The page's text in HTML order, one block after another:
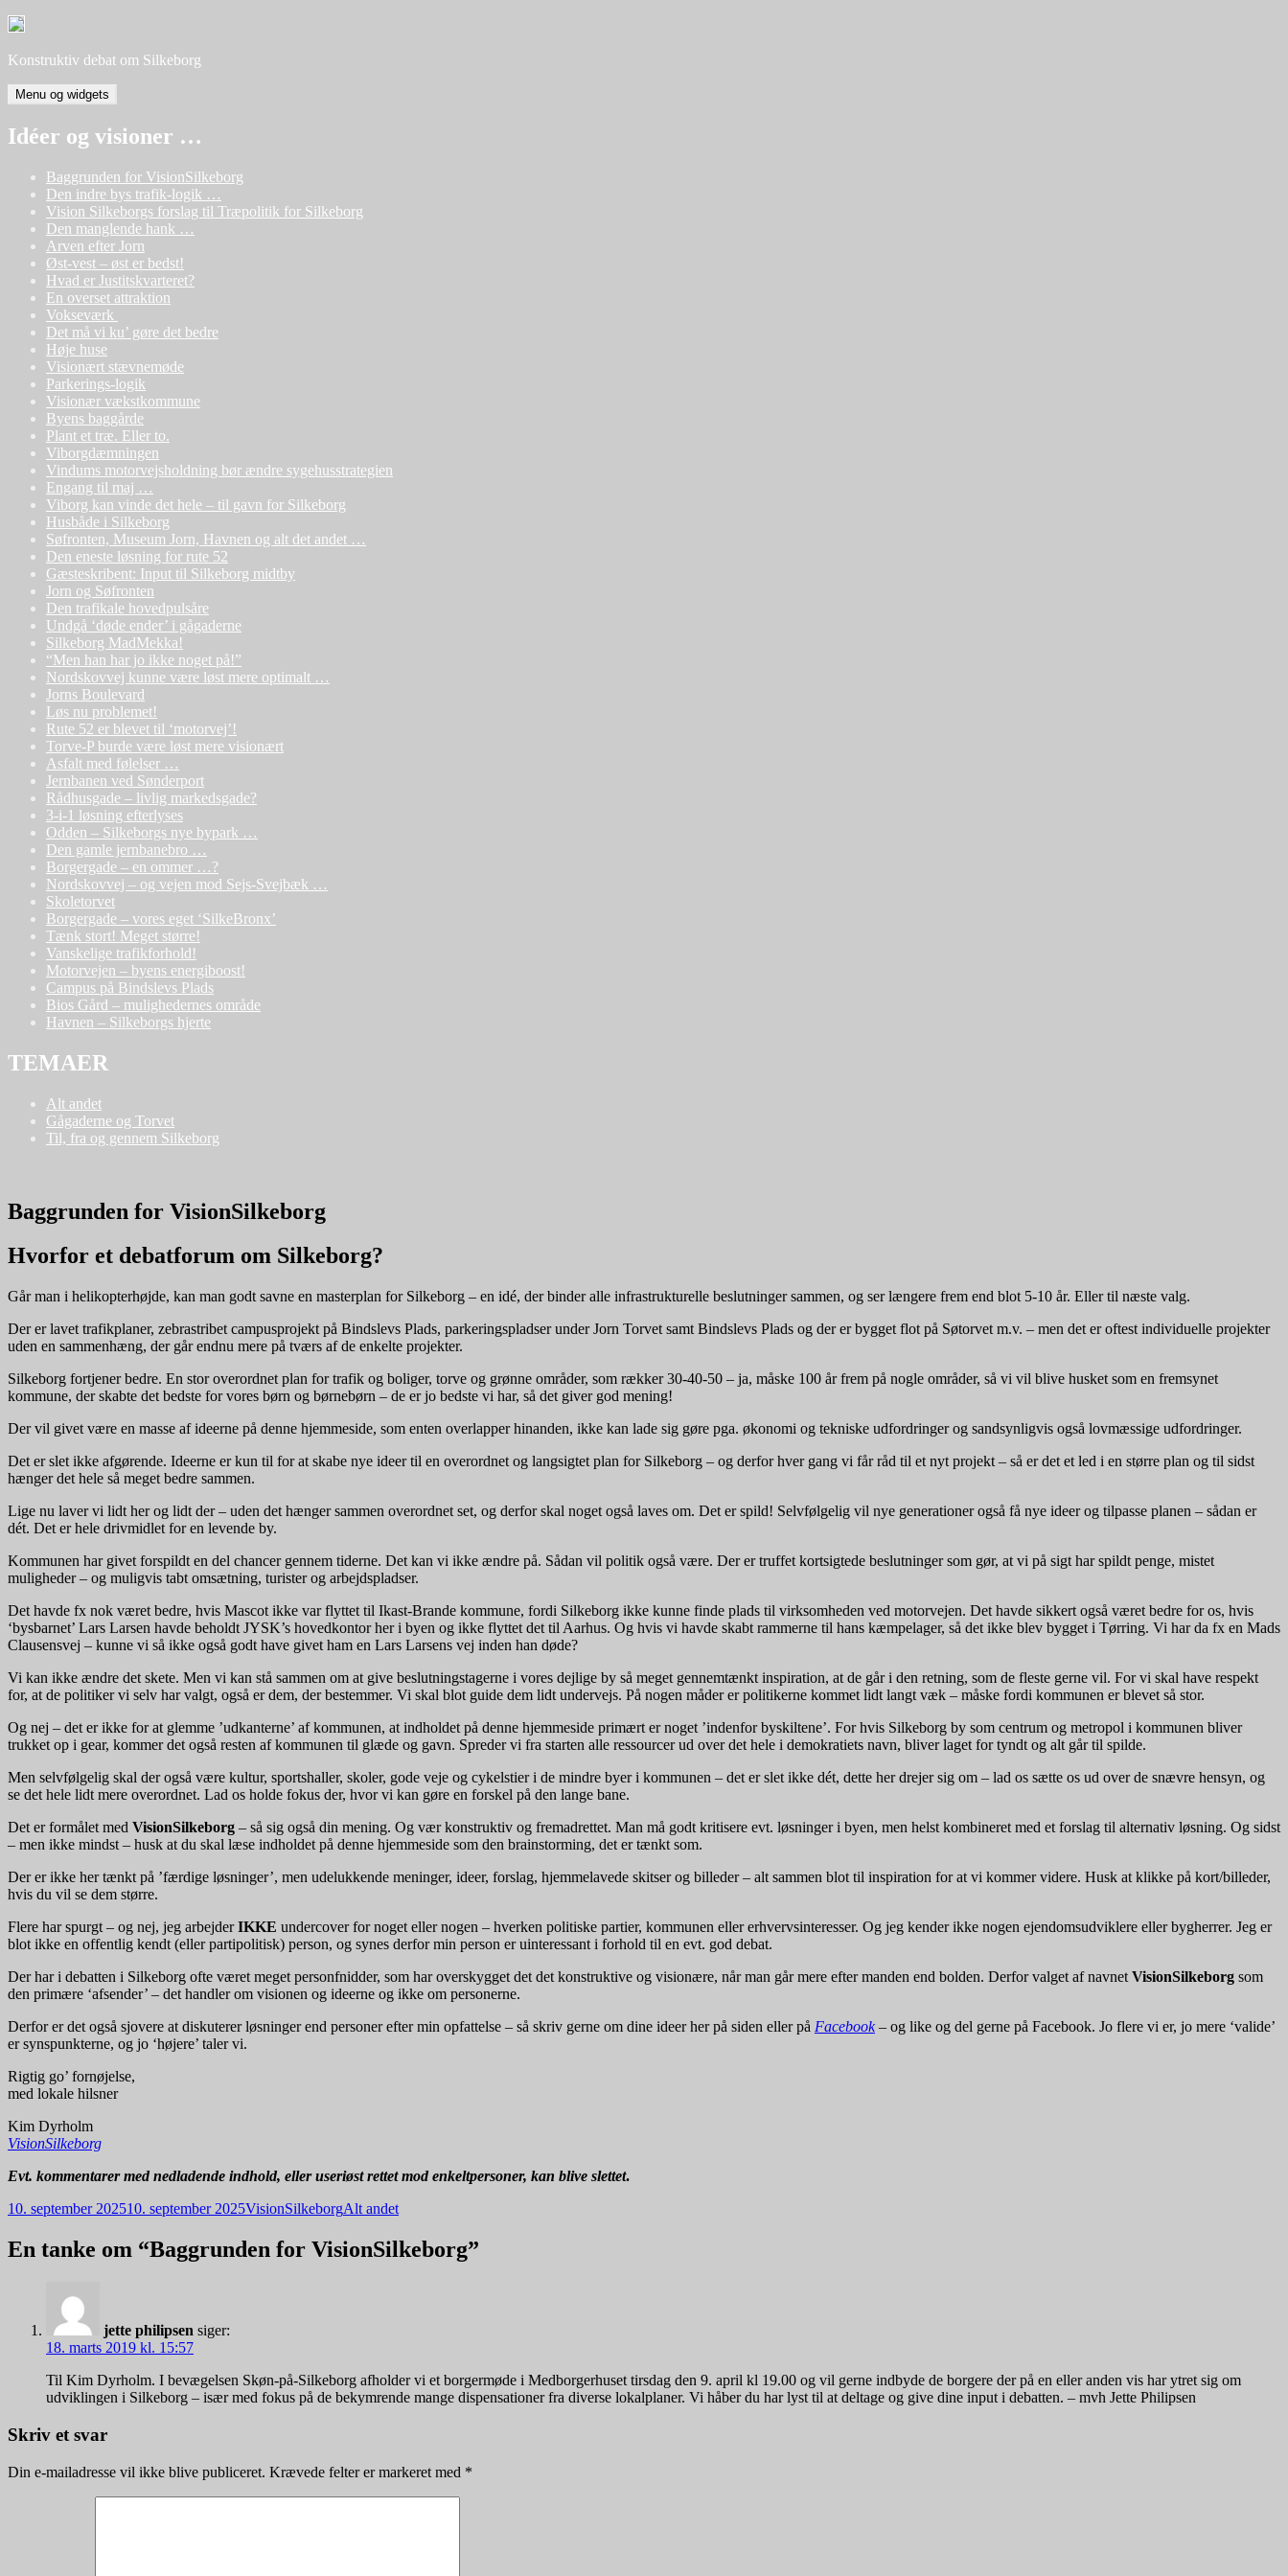
Hop
indhold
Konstruktiv debat om Silkeborg
Menu og widgets
Idéer og visioner …
Baggrunden for VisionSilkeborg
Den indre bys trafik-logik …
Vision Silkeborgs forslag til Træpolitik for Silkeborg
Den manglende hank …
Arven efter Jorn
Øst-vest – øst er bedst!
Hvad er Justitskvarteret?
En overset attraktion
Vokseværk
Det må vi ku’ gøre det bedre
Høje huse
Visionært stævnemøde
Parkerings-logik
Visionær vækstkommune
Byens baggårde
Plant et træ. Eller to.
Viborgdæmningen
Vindums motorvejsholdning bør ændre sygehusstrategien
Engang til maj …
Viborg kan vinde det hele – til gavn for Silkeborg
Husbåde i Silkeborg
Søfronten, Museum Jorn, Havnen og alt det andet …
Den eneste løsning for rute 52
Gæsteskribent: Input til Silkeborg midtby
Jorn og Søfronten
Den trafikale hovedpulsåre
Undgå ‘døde ender’ i gågaderne
Silkeborg MadMekka!
“Men han har jo ikke noget på!”
Nordskovvej kunne være løst mere optimalt …
Jorns Boulevard
Løs nu problemet!
Rute 52 er blevet til ‘motorvej’!
Torve-P burde være løst mere visionært
Asfalt med følelser …
Jernbanen ved Sønderport
Rådhusgade – livlig markedsgade?
3-i-1 løsning efterlyses
Odden – Silkeborgs nye bypark …
Den gamle jernbanebro …
Borgergade – en ommer …?
Nordskovvej – og vejen mod Sejs-Svejbæk …
Skoletorvet
Borgergade – vores eget ‘SilkeBronx’
Tænk stort! Meget større!
Vanskelige trafikforhold!
Motorvejen – byens energiboost!
Campus på Bindslevs Plads
Bios Gård – mulighedernes område
Havnen – Silkeborgs hjerte
TEMAER
Alt andet
Gågaderne og Torvet
Til, fra og gennem Silkeborg
Baggrunden for VisionSilkeborg
Hvorfor et debatforum om Silkeborg?
Går man i helikopterhøjde, kan man godt savne en masterplan for Silkeborg – en idé, der binder alle infrastrukturelle beslutninger sammen, og ser længere frem end blot 5-10 år. Eller til næste valg.
Der er lavet trafikplaner, zebrastribet campusprojekt på Bindslevs Plads, parkeringspladser under Jorn Torvet samt Bindslevs Plads og der er bygget flot på Søtorvet m.v. – men det er oftest individuelle projekter
uden en sammenhæng, der går endnu mere på tværs af de enkelte projekter.
Silkeborg fortjener bedre. En stor overordnet plan for trafik og boliger, torve og grønne områder, som rækker 30-40-50 – ja, måske 100 år frem på nogle områder, så vi vil blive husket som en fremsynet
kommune, der skabte det bedste for vores børn og børnebørn – de er jo bedste vi har, så det giver god mening!
Der vil givet være en masse af ideerne på denne hjemmeside, som enten overlapper hinanden, ikke kan lade sig gøre pga. økonomi og tekniske udfordringer og sandsynligvis også lovmæssige udfordringer.
Det er slet ikke afgørende. Ideerne er kun til for at skabe nye ideer til en overordnet og langsigtet plan for Silkeborg – og derfor hver gang vi får råd til et nyt projekt – så er det et led i en større plan og til sidst
hænger det hele så meget bedre sammen.
Lige nu laver vi lidt her og lidt der – uden det hænger sammen overordnet set, og derfor skal noget også laves om. Det er spild! Selvfølgelig vil nye generationer også få nye ideer og tilpasse planen – sådan er
dét. Det er hele drivmidlet for en levende by.
Kommunen har givet forspildt en del chancer gennem tiderne. Det kan vi ikke ændre på. Sådan vil politik også være. Der er truffet kortsigtede beslutninger som gør, at vi på sigt har spildt penge, mistet
muligheder – og muligvis tabt omsætning, turister og arbejdspladser.
Det havde fx nok været bedre, hvis Mascot ikke var flyttet til Ikast-Brande kommune, fordi Silkeborg ikke kunne finde plads til virksomheden ved motorvejen. Det havde sikkert også været bedre for os, hvis
‘bysbarnet’ Lars Larsen havde beholdt JYSK’s hovedkontor her i byen og ikke flyttet det til Aarhus. Og hvis vi havde skabt rammerne til hans kæmpelager, så det ikke blev bygget i Tørring. Vi har da fx en Mads
Clausensvej – kunne vi så ikke også godt have givet ham en Lars Larsens vej inden han døde?
Vi kan ikke ændre det skete. Men vi kan stå sammen om at give beslutningstagerne i vores dejlige by så meget gennemtænkt inspiration, at de går i den retning, som de fleste gerne vil. For vi skal have respekt
for, at de politiker vi selv har valgt, også er dem, der bestemmer. Vi skal blot guide dem lidt undervejs. På nogen måder er politikerne kommet lidt langt væk – måske fordi kommunen er blevet så stor.
Og nej – det er ikke for at glemme ’udkanterne’ af kommunen, at indholdet på denne hjemmeside primært er noget ’indenfor byskiltene’. For hvis Silkeborg by som centrum og metropol i kommunen bliver
trukket op i gear, kommer det også resten af kommunen til glæde og gavn. Spreder vi fra starten alle ressourcer ud over det hele i demokratiets navn, bliver laget for tyndt og alt går til spilde.
Men selvfølgelig skal der også være kultur, sportshaller, skoler, gode veje og cykelstier i de mindre byer i kommunen – det er slet ikke dét, dette her drejer sig om – lad os sætte os ud over de snævre hensyn, og
se det hele lidt mere overordnet. Lad os holde fokus der, hvor vi kan gøre en forskel på den lange bane.
Det er formålet med VisionSilkeborg – så sig også din mening. Og vær konstruktiv og fremadrettet. Man må godt kritisere evt. løsninger i byen, men helst kombineret med et forslag til alternativ løsning. Og sidst
– men ikke mindst – husk at du skal læse indholdet på denne hjemmeside som den brainstorming, det er tænkt som.
Der er ikke her tænkt på ’færdige løsninger’, men udelukkende meninger, ideer, forslag, hjemmelavede skitser og billeder – alt sammen blot til inspiration for at vi kommer videre. Husk at klikke på kort/billeder,
hvis du vil se dem større.
Flere har spurgt – og nej, jeg arbejderIKKE undercover for noget eller nogen – hverken politiske partier, kommunen eller erhvervsinteresser. Og jeg kender ikke nogen ejendomsudviklere eller bygherrer. Jeg er
blot ikke en offentlig kendt (eller partipolitisk) person, og synes derfor min person er uinteressant i forhold til en evt. god debat.
Der har i debatten i Silkeborg ofte været meget personfnidder, som har overskygget det det konstruktive og visionære, når man går mere efter manden end bolden. Derfor valget af navnet VisionSilkeborg som
den primære ‘afsender’ – det handler om visionen og ideerne og ikke om personerne.
Derfor er det også sjovere at diskuterer løsninger end personer efter min opfattelse – så skriv gerne om dine ideer her på siden eller på Facebook– og like og del gerne på Facebook. Jo flere vi er, jo mere ‘valide’
er synspunkterne, og jo ‘højere’ taler vi.
Rigtig go’ fornøjelse,
med lokale hilsner
Kim Dyrholm
VisionSilkeborg
Evt. kommentarer med nedladende indhold, eller useriøst rettet mod enkeltpersoner, kan blive slettet.
Udgivet
10. september 202510. september 2025Forfatter
VisionSilkeborgKategorier
Alt andet
En tanke om “Baggrunden for VisionSilkeborg”
jette philipsen siger:
18. marts 2019 kl. 15:57
Til Kim Dyrholm. I bevægelsen Skøn-på-Silkeborg afholder vi et borgermøde i Medborgerhuset tirsdag den 9. april kl 19.00 og vil gerne indbyde de borgere der på en eller anden vis har ytret sig om
udviklingen i Silkeborg – især med fokus på de bekymrende mange dispensationer fra diverse lokalplaner. Vi håber du har lyst til at deltage og give dine input i debatten. – mvh Jette Philipsen
Skriv et svar
Din e-mailadresse vil ikke blive publiceret. Krævede felter er markeret med *